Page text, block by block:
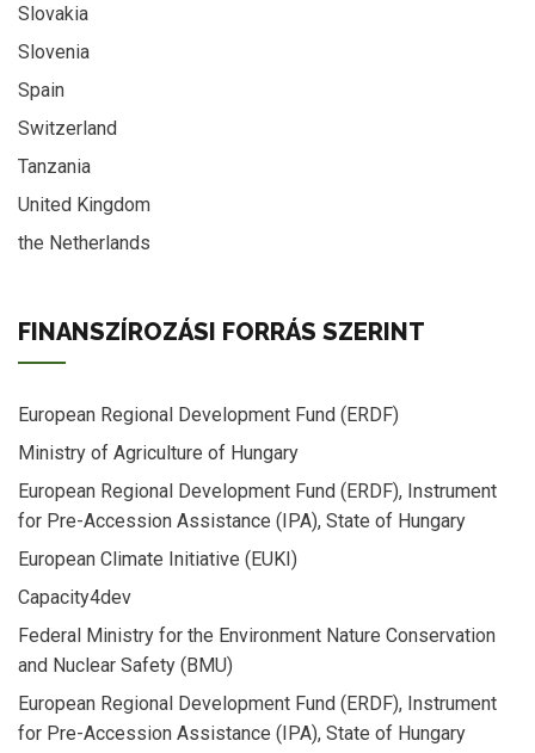
Slovakia
Slovenia
Spain
Switzerland
Tanzania
United Kingdom
the Netherlands
FINANSZÍROZÁSI FORRÁS SZERINT
European Regional Development Fund (ERDF)
Ministry of Agriculture of Hungary
European Regional Development Fund (ERDF), Instrument
for Pre-Accession Assistance (IPA), State of Hungary
European Climate Initiative (EUKI)
Capacity4dev
Federal Ministry for the Environment Nature Conservation
and Nuclear Safety (BMU)
European Regional Development Fund (ERDF), Instrument
for Pre-Accession Assistance (IPA), State of Hungary